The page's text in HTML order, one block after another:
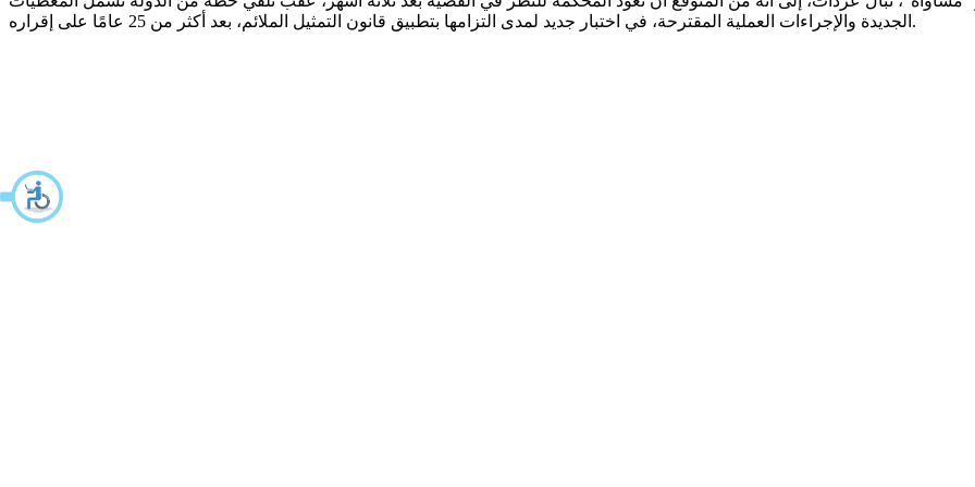
الجديدة والإجراءات العملية المقترحة، في اختبار جديد لمدى التزامها بتطبيق قانون التمثيل الملائم، بعد أكثر من 25 عامًا على إقراره.